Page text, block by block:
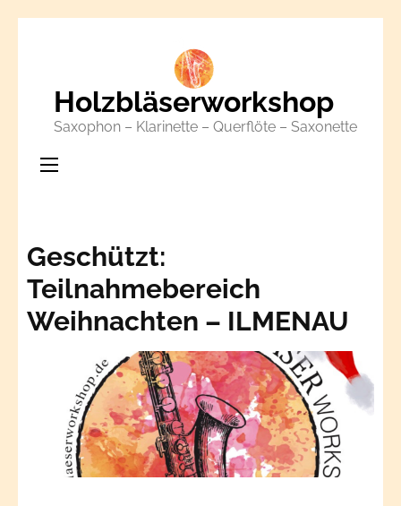
(Enter
drücken)
Holzbläserworkshop
Saxophon – Klarinette – Querflöte – Saxonette
Geschützt:
Teilnahmebereich
Weihnachten – ILMENAU